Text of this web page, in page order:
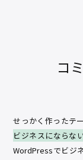
コ
せっかく作ったテ
ビジネスにならな
WordPressでビジ